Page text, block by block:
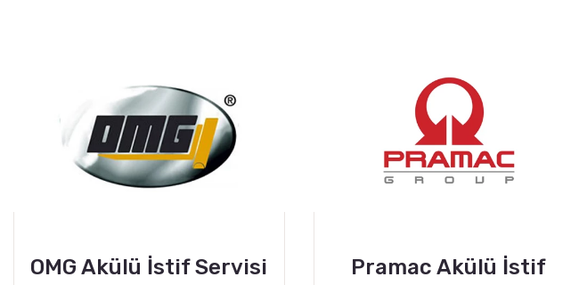
OMG Akülü İstif Servisi
Pramac Akülü İstif